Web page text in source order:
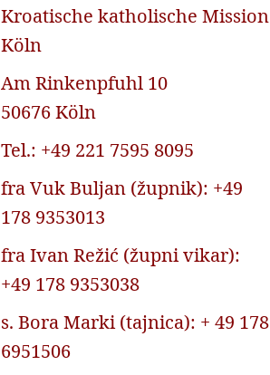
Kroatische katholische Mission
Köln
Am Rinkenpfuhl 10
50676 Köln
Tel.: +49 221 7595 8095
fra Vuk Buljan (župnik): +49
178 9353013
fra Ivan Režić (župni vikar):
+49 178 9353038
s. Bora Marki (tajnica): + 49 178
6951506